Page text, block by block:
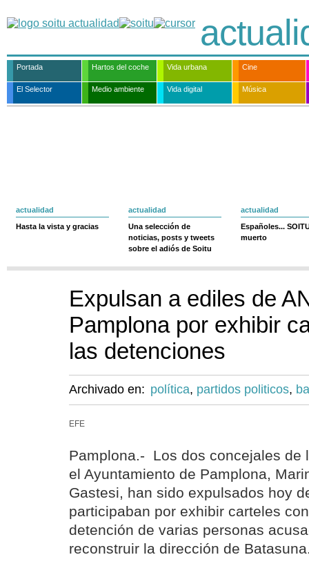
Portada Hartos del coche Vida urbana Cine
El Selector Medio ambiente Vida digital Música
actualidad
Hasta la vista y gracias
actualidad
Una selección de
noticias, posts y tweets
sobre el adiós de Soitu
actualidad
Españoles...
muerto
Expulsan a ediles de
Pamplona por exhibir
las detenciones
Archivado en: política, partidos politicos,
EFE
Pamplona.- Los dos concejales de
el Ayuntamiento de Pamplona,
Gastesi, han sido expulsados hoy
participaban por exhibir carteles
detención de varias personas
reconstruir la dirección de